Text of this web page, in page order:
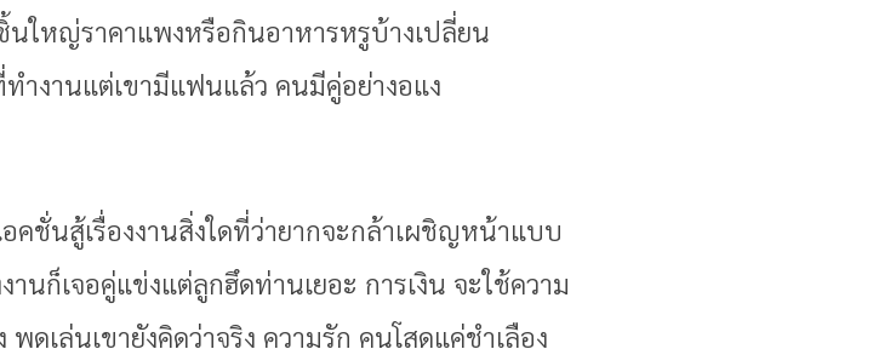
นใหญ่ราคาแพงหรือกินอาหารหรูบ้างเปลี่ยน
ำงานแต่เขามีแฟนแล้ว คนมีคู่อย่างอแง
ชั่นสู้เรื่องงานสิ่งใดที่ว่ายากจะกล้าเผชิญหน้าแบบ
นก็เจอคู่แข่งแต่ลูกฮึดท่านเยอะ การเงิน จะใช้ความ
ดเล่นเขายังคิดว่าจริง ความรัก คนโสดแค่ชำเลือง